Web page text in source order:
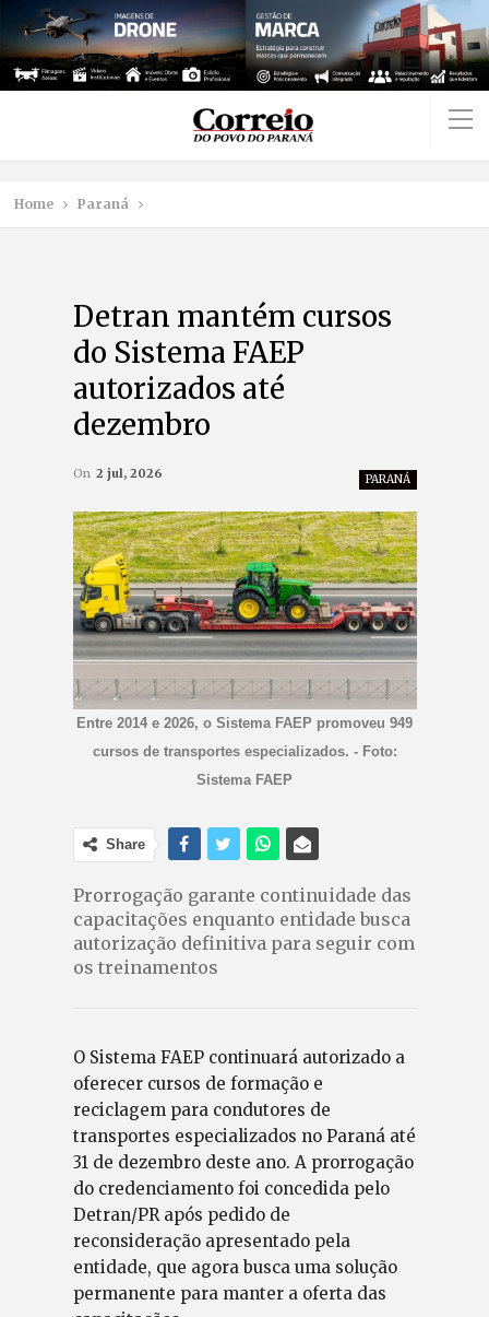
Home Paraná
Detran mantém cursos
do Sistema FAEP
autorizados até
dezembro
PARANÁ
On 2 jul, 2026
Entre 2014 e 2026, o Sistema FAEP promoveu 949
cursos de transportes especializados. - Foto:
Sistema FAEP
Share
Prorrogação garante continuidade das
capacitações enquanto entidade busca
autorização definitiva para seguir com
os treinamentos
O Sistema FAEP continuará autorizado a
oferecer cursos de formação e
reciclagem para condutores de
transportes especializados no Paraná até
31 de dezembro deste ano. A prorrogação
do credenciamento foi concedida pelo
Detran/PR após pedido de
reconsideração apresentado pela
entidade, que agora busca uma solução
permanente para manter a oferta das